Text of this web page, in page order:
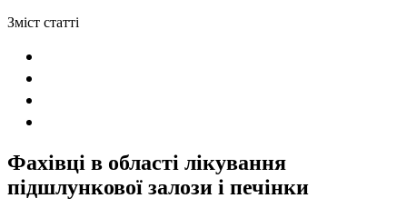
Зміст статті
Фахівці в області лікування
підшлункової залози і печінки